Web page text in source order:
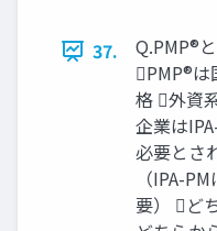
37.
Q.PMP®
PMP®は
格 外資
企業は
必要とさ
（IPA-
要） ど